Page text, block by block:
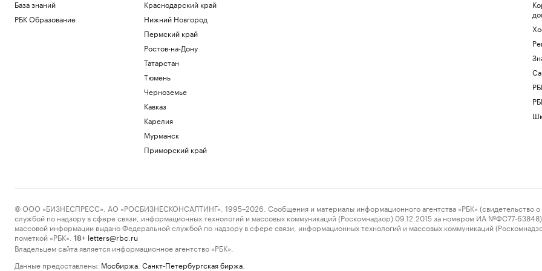
База знаний
РБК Образование
Краснодарский край
Нижний Новгород
Пермский край
Ростов-на-Дону
Татарстан
Тюмень
Черноземье
Кавказ
Карелия
Мурманск
Приморский край
© ООО «БИЗНЕСПРЕСС», АО «РОСБИЗНЕСКОНСАЛТИНГ», 1995–2026. Сообщения и материалы информационного агентства «РБК» (свидетельство о
службой по надзору в сфере связи, информационных технологий и массовых коммуникаций (Роскомнадзор) 09.12.2015 за номером ИА №ФС77-63848)
массовой информации выдано Федеральной службой по надзору в сфере связи, информационных технологий и массовых коммуникаций
пометкой «РБК».
18+ letters@rbc.ru
Владельцем сайта является информационное агентство «РБК».
Данные предоставлены: Мосбиржа Санкт-Петербургская биржа